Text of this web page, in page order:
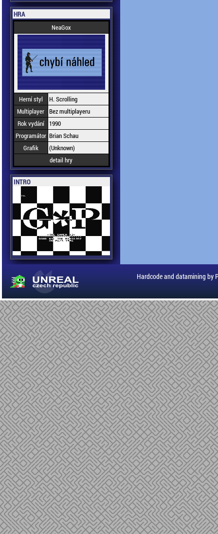
HRA
NeaGox
Herní styl
H. Scrolling
Multiplayer Bez multiplayeru
Rok vydání
1990
Programátor Brian Schau
Grafik
(Unknown)
detail hry
INTRO
Hardcode and datamining by